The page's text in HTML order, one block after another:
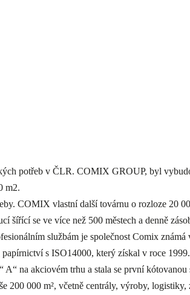
potřeb v ČLR. COMIX GROUP, byl
m2.
COMIX vlastní další továrnu o rozloze 20
se ve více než 500 městech a denně
službám je společnost Comix
s ISO14000, který získal v roce
na akciovém trhu a stala se první
000 m², včetně centrály, výroby, logistiky,